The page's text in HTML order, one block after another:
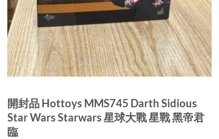
開封品 Hottoys MMS745 Darth Sidious
Star Wars Starwars 星球大戰 星戰 黑帝君
臨